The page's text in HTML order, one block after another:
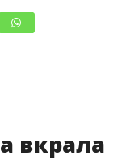
вкрала